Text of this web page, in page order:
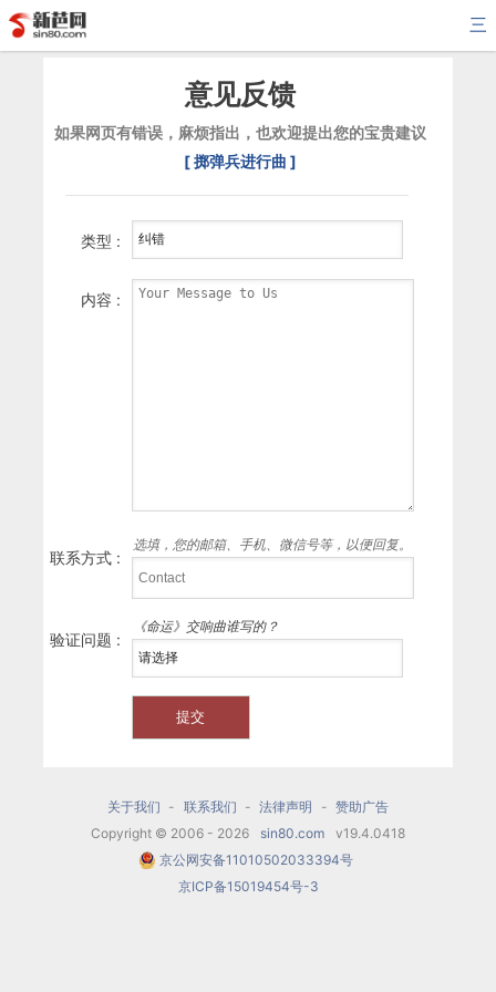
三
意见反馈
如果网页有错误，麻烦指出，也欢迎提出您的宝贵建议
[ 掷弹兵进行曲 ]
类型 :
内容 :
联系方式 :
选填，您的邮箱、手机、微信号等，以便回复。
验证问题 :
《命运》交响曲谁写的？
关于我们 - 联系我们 - 法律声明 - 赞助广告
Copyright © 2006 - 2026
sin80.com
v19.4.0418
京公网安备11010502033394号
京ICP备15019454号-3